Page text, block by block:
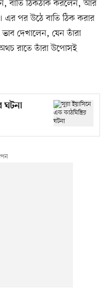
বাতি ঠিকঠাক করলেন, আর
এর পর উঠে বাতি ঠিক করার
দেখালেন, যেন তাঁরা
রাতে তাঁরা উপোসই
ঘটনা